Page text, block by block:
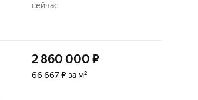
сейчас
2 860 000 ₽
66 667 ₽ за м²